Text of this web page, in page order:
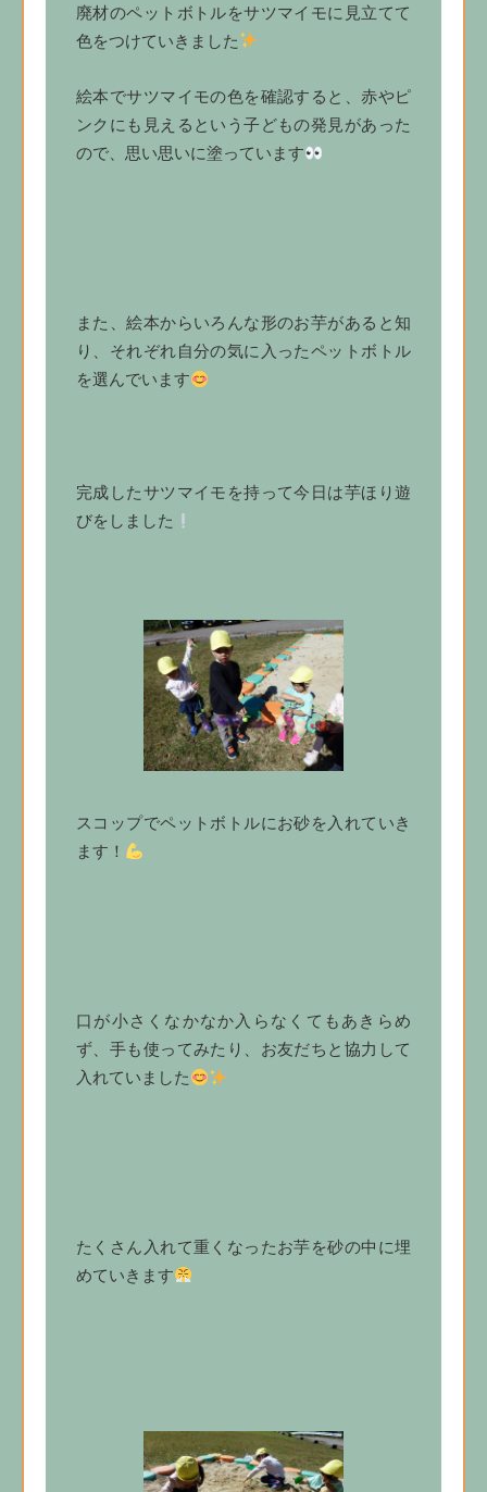
廃材のペットボトルをサツマイモに見立てて
色をつけていきました
絵本でサツマイモの色を確認すると、赤やピ
ンクにも見えるという子どもの発見があった
ので、思い思いに塗っています
また、絵本からいろんな形のお芋があると知
り、それぞれ自分の気に入ったペットボトル
を選んでいます
完成したサツマイモを持って今日は芋ほり遊
びをしました
スコップでペットボトルにお砂を入れていき
ます！
口が小さくなかなか入らなくてもあきらめ
ず、手も使ってみたり、お友だちと協力して
入れていました
たくさん入れて重くなったお芋を砂の中に埋
めていきます